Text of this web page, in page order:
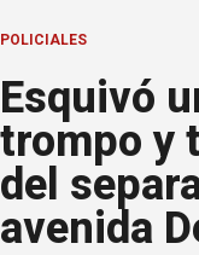
POLICIALES
Esquivó
trompo y
del
avenida